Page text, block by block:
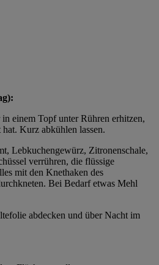
einem Topf unter Rühren erhitzen,
Kurz abkühlen lassen.
Lebkuchengewürz, Zitronenschale,
verrühren, die flüssige
mit den Knethaken des
Bei Bedarf etwas Mehl
abdecken und über Nacht im